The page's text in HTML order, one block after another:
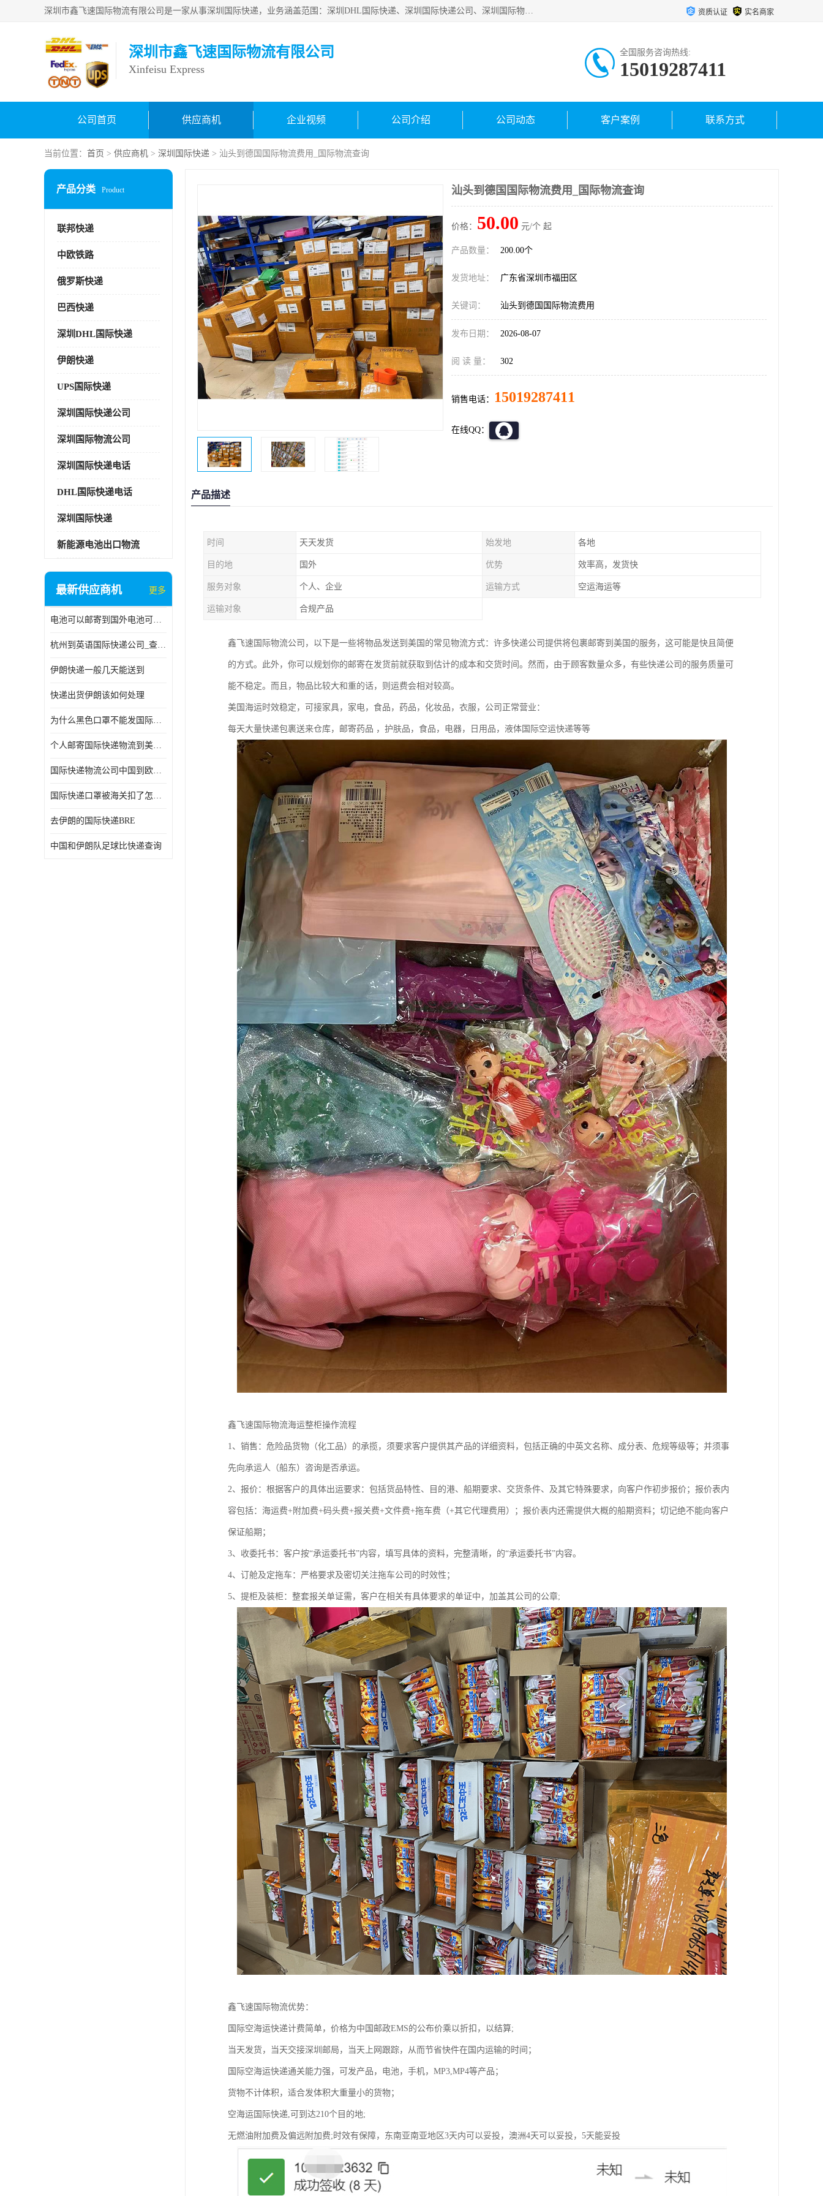
深圳市鑫飞速国际物流有限公司是一家从事深圳国际快递，业务涵盖范围：深圳DHL国际快递、深圳国际快递公司、深圳国际物流公司、深圳国际快递、深圳DHL国际快递电话可拨打全国服务热线：15019287411。欢迎各位亲来人来电到我司洽谈合作。 资质认证 实名商家
深圳市鑫飞速国际物流有限公司
Xinfeisu Express
全国服务咨询热线:
15019287411
公司首页 供应商机 企业视频 公司介绍 公司动态 客户案例 联系方式
当前位置： 首页 > 供应商机 > 深圳国际快递 > 汕头到德国国际物流费用_国际物流查询
产品分类 Product
联邦快递
中欧铁路
俄罗斯快递
巴西快递
深圳DHL国际快递
伊朗快递
UPS国际快递
深圳国际快递公司
深圳国际物流公司
深圳国际快递电话
DHL国际快递电话
深圳国际快递
新能源电池出口物流
最新供应商机 更多
电池可以邮寄到国外电池可以发国际物流手机电池可以邮寄到国外
杭州到英语国际快递公司_查国际快递
伊朗快递一般几天能送到
快递出货伊朗该如何处理
为什么黑色口罩不能发国际快递 国际寄口罩快递需要填写信息
个人邮寄国际快递物流到美加墨西哥英国比利时荷兰波兰意大利
国际快递物流公司中国到欧洲英国法国德国能寄铁路空运海运
国际快递口罩被海关扣了怎么办
去伊朗的国际快递BRE
中国和伊朗队足球比快递查询
汕头到德国国际物流费用_国际物流查询
价格： 50.00 元/个 起
产品数量： 200.00个
发货地址： 广东省深圳市福田区
关键词： 汕头到德国国际物流费用
发布日期： 2026-08-07
阅 读 量： 302
销售电话： 15019287411
在线QQ：
产品描述
时间 天天发货 始发地 各地
目的地 国外 优势 效率高，发货快
服务对象 个人、企业 运输方式 空运海运等
运输对象 合规产品
鑫飞速国际物流公司，以下是一些将物品发送到美国的常见物流方式：许多快递公司提供将包裹邮寄到美国的服务，这可能是快且简便
的方式。此外，你可以规划你的邮寄在发货前就获取到估计的成本和交货时间。然而，由于顾客数量众多，有些快递公司的服务质量可
能不稳定。而且，物品比较大和重的话，则运费会相对较高。
美国海运时效稳定，可接家具，家电，食品，药品，化妆品，衣服，公司正常营业：
每天大量快递包裹送来仓库，邮寄药品 ，护肤品，食品，电器，日用品，液体国际空运快递等等
鑫飞速国际物流海运整柜操作流程
1、销售：危险品货物（化工品）的承揽，须要求客户提供其产品的详细资料，包括正确的中英文名称、成分表、危规等级等；并须事
先向承运人（船东）咨询是否承运。
2、报价：根据客户的具体出运要求：包括货品特性、目的港、船期要求、交货条件、及其它特殊要求，向客户作初步报价；报价表内
容包括：海运费+附加费+码头费+报关费+文件费+拖车费（+其它代理费用）；报价表内还需提供大概的船期资料；切记绝不能向客户
保证船期；
3、收委托书：客户按“承运委托书”内容，填写具体的资料，完整清晰，的“承运委托书”内容。
4、订舱及定拖车：严格要求及密切关注拖车公司的时效性；
5、提柜及装柜：整套报关单证需，客户在相关有具体要求的单证中，加盖其公司的公章;
鑫飞速国际物流优势：
国际空海运快递计费简单，价格为中国邮政EMS的公布价乘以折扣，以结算;
当天发货，当天交接深圳邮局，当天上网跟踪，从而节省快件在国内运输的时间；
国际空海运快递通关能力强，可发产品，电池，手机，MP3,MP4等产品；
货物不计体积，适合发体积大重量小的货物；
空海运国际快递,可到达210个目的地;
无燃油附加费及偏远附加费;时效有保障，东南亚南亚地区3天内可以妥投，澳洲4天可以妥投，5天能妥投